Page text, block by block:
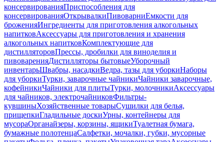
консервированияПриспособления для
консервированияОткрывалкиПивоварниЕмкости для
броженияИнгредиенты для приготовления алкогольных
напитковАксессуары для приготовления и хранения
алкогольных напитковКомплектующие для
дистилляторовПрессы, дробилки для виноделия и
пивоваренияДистилляторы бытовыеУборочный
инвентарьШвабры, насадкиВедра, тазы для уборкиНаборы
для уборкиТурки, заварочные чайникиЧайники заварочные,
кофейникиЧайники для плитыТурки, молочникиАксессуары
для чайников, электрочайниковФильтры-
кувшиныХозяйственные товарыСушилки для белья,
прищепкиГладильные доскиУрны, контейнеры для
мусораОрганайзеры, корзины, ящикиТуалетная бумага,
бумажные полотенцаСалфетки, мочалки, губки, мусорные